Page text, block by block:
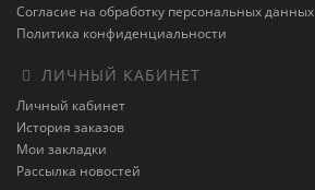
Согласие на обработку персональных данных
Политика конфиденциальности
ЛИЧНЫЙ КАБИНЕТ
Личный кабинет
История заказов
Мои закладки
Рассылка новостей